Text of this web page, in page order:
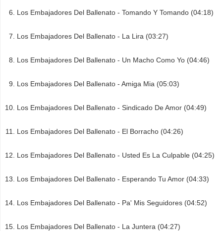
Los Embajadores Del Ballenato - Tomando Y Tomando (04:18)
Los Embajadores Del Ballenato - La Lira (03:27)
Los Embajadores Del Ballenato - Un Macho Como Yo (04:46)
Los Embajadores Del Ballenato - Amiga Mia (05:03)
Los Embajadores Del Ballenato - Sindicado De Amor (04:49)
Los Embajadores Del Ballenato - El Borracho (04:26)
Los Embajadores Del Ballenato - Usted Es La Culpable (04:25)
Los Embajadores Del Ballenato - Esperando Tu Amor (04:33)
Los Embajadores Del Ballenato - Pa' Mis Seguidores (04:52)
Los Embajadores Del Ballenato - La Juntera (04:27)